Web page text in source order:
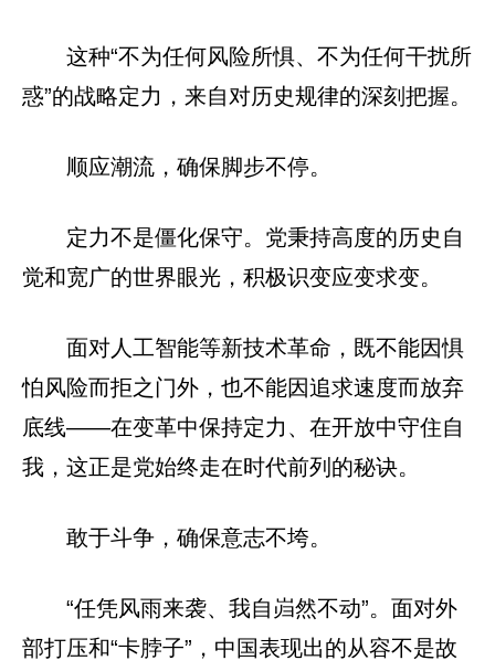
这种“不为任何风险所惧、不为任何干扰所
惑”的战略定力，来自对历史规律的深刻把握。
顺应潮流，确保脚步不停。
定力不是僵化保守。党秉持高度的历史自
觉和宽广的世界眼光，积极识变应变求变。
面对人工智能等新技术革命，既不能因惧
怕风险而拒之门外，也不能因追求速度而放弃
底线——在变革中保持定力、在开放中守住自
我，这正是党始终走在时代前列的秘诀。
敢于斗争，确保意志不垮。
“任凭风雨来袭、我自岿然不动”。面对外
部打压和“卡脖子”，中国表现出的从容不是故